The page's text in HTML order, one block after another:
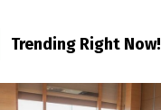
Trending Right Now!